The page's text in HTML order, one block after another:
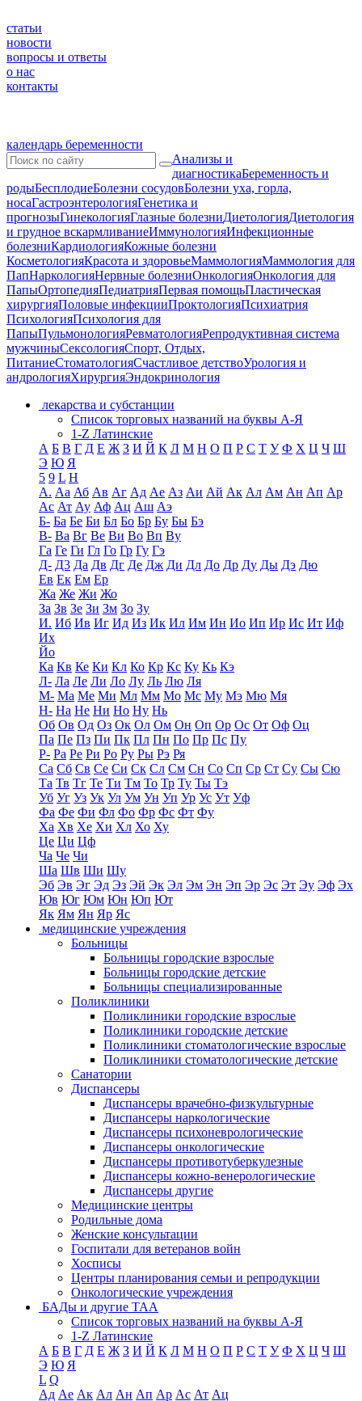
статьи
новости
вопросы и ответы
о нас
контакты
календарь беременности
Анализы и
диагностикаБеременность и
родыБесплодиеБолезни сосудовБолезни уха, горла,
носаГастроэнтерологияГенетика и
прогнозыГинекологияГлазные болезниДиетологияДиетология
и грудное вскармливаниеИммунологияИнфекционные
болезниКардиологияКожные болезни
КосметологияКрасота и здоровьеМаммологияМаммология для
ПапНаркологияНервные болезниОнкологияОнкология для
ПапыОртопедияПедиатрияПервая помощьПластическая
хирургияПоловые инфекцииПроктологияПсихиатрия
ПсихологияПсихология для
ПапыПульмонологияРевматологияРепродуктивная система
мужчиныСексологияСпорт, Отдых,
ПитаниеСтоматологияСчастливое детствоУрология и
андрологияХирургияЭндокринология
лекарства и субстанции
Список торговых названий на буквы А-Я
1-Z Латинские
А Б В Г Д Е Ж З И Й К Л М Н О П Р С Т У Ф Х Ц Ч Ш
Э Ю Я
5 9 L H
А. Аа Аб Ав Аг Ад Ае Аз Аи Ай Ак Ал Ам Ан Ап Ар
Ас Ат Ау Аф Ац Аш Аэ
Б- Ба Бе Би Бл Бо Бр Бу Бы Бэ
В- Ва Вг Ве Ви Во Вп Ву
Га Ге Ги Гл Го Гр Гу Гэ
Д- Д3 Да Дв Дг Де Дж Ди Дл До Др Ду Ды Дэ Дю
Ев Ек Ем Ер
Жа Же Жи Жо
За Зв Зе Зи Зм Зо Зу
И. Иб Ив Иг Ид Из Ик Ил Им Ин Ио Ип Ир Ис Ит Иф
Их
Йо
Ка Кв Ке Ки Кл Ко Кр Кс Ку Кь Кэ
Л- Ла Ле Ли Ло Лу Ль Лю Ля
М- Ма Ме Ми Мл Мм Мо Мс Му Мэ Мю Мя
Н- На Не Ни Но Ну Нь
Об Ов Од Оз Ок Ол Ом Он Оп Ор Ос От Оф Оц
Па Пе Пз Пи Пк Пл Пн По Пр Пс Пу
Р- Ра Ре Ри Ро Ру Ры Рэ Ря
Са Сб Св Се Си Ск Сл См Сн Со Сп Ср Ст Су Сы Сю
Та Тв Тг Те Ти Тм То Тр Ту Ты Тэ
Уб Уг Уз Ук Ул Ум Ун Уп Ур Ус Ут Уф
Фа Фе Фи Фл Фо Фр Фс Фт Фу
Ха Хв Хе Хи Хл Хо Ху
Це Ци Цф
Ча Че Чи
Ша Шв Ши Шу
Эб Эв Эг Эд Эз Эй Эк Эл Эм Эн Эп Эр Эс Эт Эу Эф Эх
Юв Юг Юм Юн Юп Ют
Як Ям Ян Яр Яс
медицинские учреждения
Больницы
Больницы городские взрослые
Больницы городские детские
Больницы специализированные
Поликлиники
Поликлиники городские взрослые
Поликлиники городские детские
Поликлиники стоматологические взрослые
Поликлиники стоматологические детские
Санатории
Диспансеры
Диспансеры врачебно-физкультурные
Диспансеры наркологические
Диспансеры психоневрологические
Диспансеры онкологические
Диспансеры противотуберкулезные
Диспансеры кожно-венерологические
Диспансеры другие
Медицинские центры
Родильные дома
Женские консультации
Госпитали для ветеранов войн
Хосписы
Центры планирования семьи и репродукции
Онкологические учреждения
БАДы и другие ТАА
Список торговых названий на буквы А-Я
1-Z Латинские
А Б В Г Д Е Ж З И Й К Л М Н О П Р С Т У Ф Х Ц Ч Ш
Э Ю Я
L Q
Ад Ае Ак Ал Ан Ап Ар Ас Ат Ац